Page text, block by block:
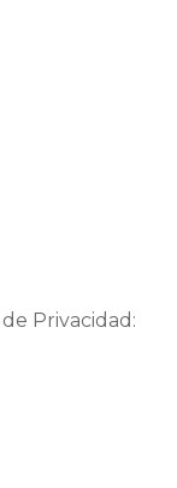
Privacidad: